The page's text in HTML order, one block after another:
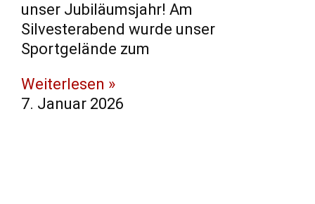
unser Jubiläumsjahr! Am
Silvesterabend wurde unser
Sportgelände zum
Weiterlesen »
7. Januar 2026